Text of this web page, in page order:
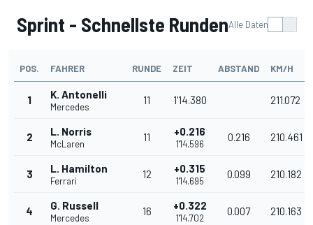
Sprint - Schnellste RundenAlle Daten
POS. FAHRER RUNDE ZEIT ABSTAND KM/H
1 K. Antonelli
Mercedes
11 1'14.380 211.072
2 L. Norris
McLaren
11 +0.216
1'14.596
0.216 210.461
3 L. Hamilton
Ferrari
12 +0.315
1'14.695
0.099 210.182
4 G. Russell
Mercedes
16 +0.322
1'14.702
0.007 210.163